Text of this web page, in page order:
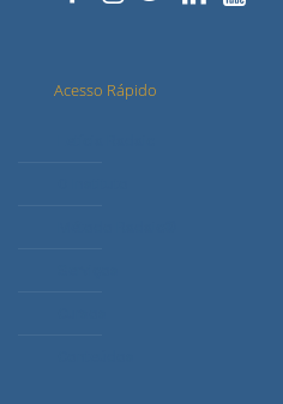
Acesso Rápido